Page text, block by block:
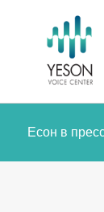
Есон в